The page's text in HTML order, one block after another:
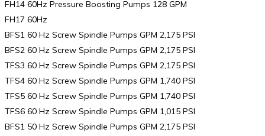
FH14 60Hz Pressure Boosting Pumps 128 GPM
FH17 60Hz
BFS1 60 Hz Screw Spindle Pumps GPM 2,175 PSI
BFS2 60 Hz Screw Spindle Pumps GPM 2,175 PSI
TFS3 60 Hz Screw Spindle Pumps GPM 2,175 PSI
TFS4 60 Hz Screw Spindle Pumps GPM 1,740 PSI
TFS5 60 Hz Screw Spindle Pumps GPM 1,740 PSI
TFS6 60 Hz Screw Spindle Pumps GPM 1,015 PSI
BFS1 50 Hz Screw Spindle Pumps GPM 2,175 PSI